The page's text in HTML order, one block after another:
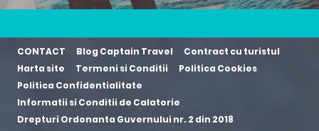
CONTACT Blog Captain Travel
Contract cu turistul
Harta site
Termeni si Conditii
Politica Cookies
Politica Confidentialitate
Informatii si Conditii de Calatorie
Drepturi Ordonanta Guvernului nr. 2 din 2018